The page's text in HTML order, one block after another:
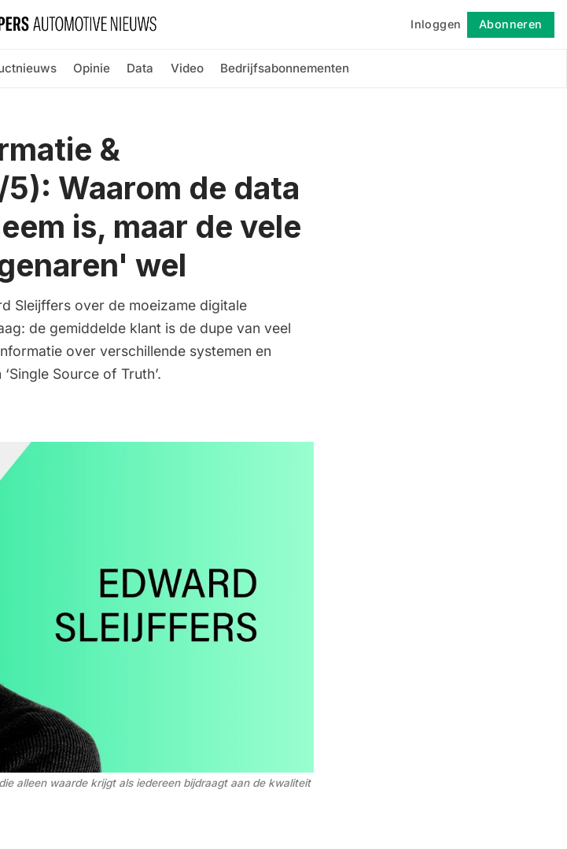
Inloggen Abonneren
Opinie Data Video Bedrijfsabonnementen
&
Waarom de data
is, maar de vele
wel
Sleijffers over de moeizame digitale
de gemiddelde klant is de dupe van veel
over verschillende systemen en
Source of Truth’.
alleen waarde krijgt als iedereen bijdraagt aan de kwaliteit